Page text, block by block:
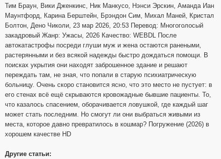
Тим Браун, Вики Дженкинс, Ник Манкусо, Нэнси Эрскин, Аманда Иан
Маунтфорд, Карина Берштейн, Брэндон Сим, Михал Маней, Кристал
Болтон, Дено Чиколи, 23 мар 2026, 20:53 Перевод: Многоголосый
закадровый Жанр: Ужасы, 2026 Качество: WEBDL После
автокатастрофы посреди глуши муж и жена остаются ранеными,
растерянными и без всякой надежды быстро дождаться помощи. В
поисках укрытия они находят заброшенное здание и решают
переждать там, не зная, что попали в старую психиатрическую
больницу. Очень скоро становится ясно, что это место не пустует: в
его стенах всё ещё скрываются кровожадные бывшие пациенты. То,
что казалось спасением, оборачивается ловушкой, где каждый шаг
может стать последним. Но смогут ли они выбраться живыми из
места, которое давно превратилось в кошмар? Погружение (2026) в
хорошем качестве HD
Другие статьи: